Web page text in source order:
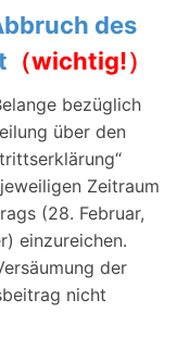
des
（wichtig!）
bezüglich
über den
Zeitraum
(28. Februar,
einzureichen.
der
nicht